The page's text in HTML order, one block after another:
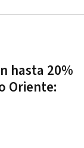
hasta 20%
Oriente: